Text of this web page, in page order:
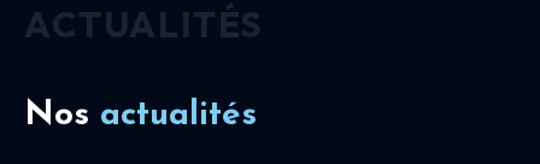
ACTUALITÉS
Nos actualités